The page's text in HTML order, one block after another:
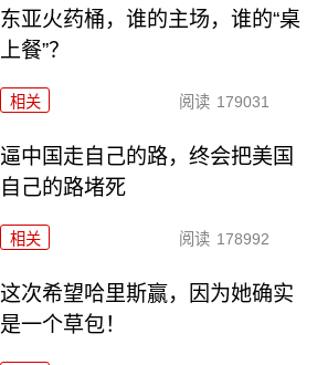
东亚火药桶，谁的主场，谁的“桌
上餐”？
相关 阅读 179031
逼中国走自己的路，终会把美国
自己的路堵死
相关 阅读 178992
这次希望哈里斯赢，因为她确实
是一个草包！